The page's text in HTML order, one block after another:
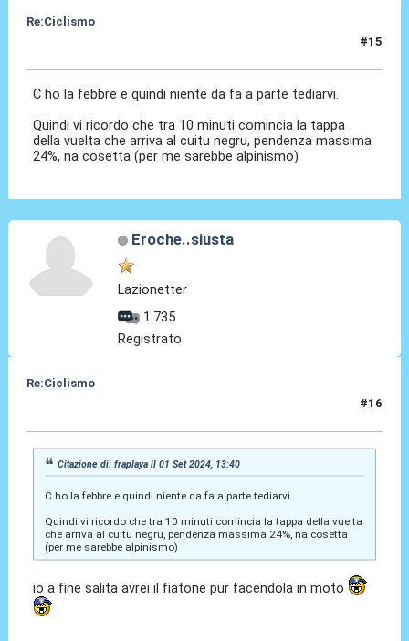
Re:Ciclismo
#15
C ho la febbre e quindi niente da fa a parte tediarvi.
Quindi vi ricordo che tra 10 minuti comincia la tappa
della vuelta che arriva al cuitu negru, pendenza massima
24%, na cosetta (per me sarebbe alpinismo)
Eroche..siusta
Lazionetter
1.735
Registrato
Re:Ciclismo
#16
Citazione di: fraplaya il 01 Set 2024, 13:40
C ho la febbre e quindi niente da fa a parte tediarvi.
Quindi vi ricordo che tra 10 minuti comincia la tappa della vuelta
che arriva al cuitu negru, pendenza massima 24%, na cosetta
(per me sarebbe alpinismo)
io a fine salita avrei il fiatone pur facendola in moto